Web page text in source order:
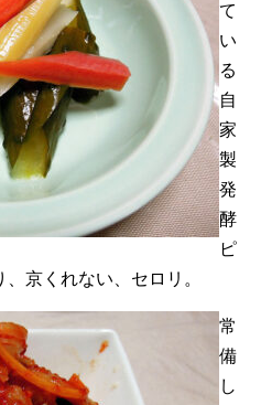
て
い
る
自
家
製
発
酵
ピ
京くれない、セロリ。
常
備
し